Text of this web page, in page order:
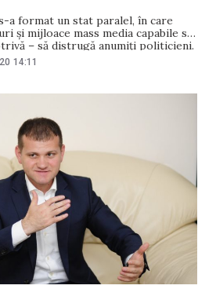
a format un stat paralel, în care
și mijloace mass media capabile să
– să distrugă anumiți politicieni.
Partidului Socialiștilor (PSRM)
14:11